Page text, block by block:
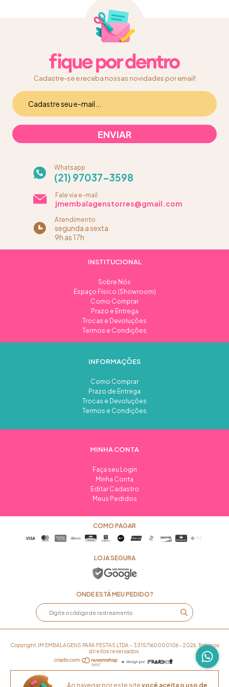
Ao navegar por este site você aceita o uso de
Cadastre-se e receba nossas novidades por email!
Whatsapp
(21) 97037-3598
Fale via e-mail
jmembalagenstorres@gmail.com
Atendimento
segunda a sexta
9h as 17h
INSTITUCIONAL
Sobre Nós
Espaço Físico (Showroom)
Como Comprar
Prazo e Entrega
Trocas e Devoluções
Termos e Condições
INFORMAÇÕES
Como Comprar
Prazo de Entrega
Trocas e Devoluções
Termos e Condições
MINHA CONTA
Faça seu Login
Minha Conta
Editar Cadastro
Meus Pedidos
COMO PAGAR
LOJA SEGURA
ONDE ESTÁ MEU PEDIDO?
Copyright JM EMBALAGENS PARA FESTAS LTDA - 33157160000106 - 2026. Todos os
direitos reservados.